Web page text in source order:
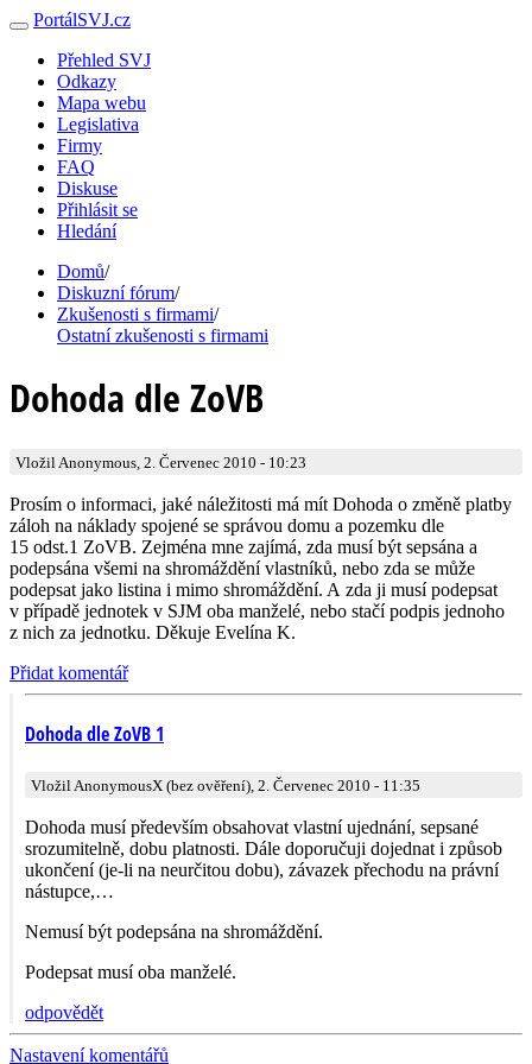
PortálSVJ.cz
Přehled SVJ
Odkazy
Mapa webu
Legislativa
Firmy
FAQ
Diskuse
Přihlásit se
Hledání
Domů/
Diskuzní fórum/
Zkušenosti s firmami/
Ostatní zkušenosti s firmami
Dohoda dle ZoVB
Vložil Anonymous, 2. Červenec 2010 - 10:23
Prosím o informaci, jaké náležitosti má mít Dohoda o změně platby
záloh na náklady spojené se správou domu a pozemku dle
15 odst.1 ZoVB. Zejména mne zajímá, zda musí být sepsána a
podepsána všemi na shromáždění vlastníků, nebo zda se může
podepsat jako listina i mimo shromáždění. A zda ji musí podepsat
v případě jednotek v SJM oba manželé, nebo stačí podpis jednoho
z nich za jednotku. Děkuje Evelína K.
Přidat komentář
Dohoda dle ZoVB 1
Vložil AnonymousX (bez ověření), 2. Červenec 2010 - 11:35
Dohoda musí především obsahovat vlastní ujednání, sepsané
srozumitelně, dobu platnosti. Dále doporučuji dojednat i způsob
ukončení (je-li na neurčitou dobu), závazek přechodu na právní
nástupce,…
Nemusí být podepsána na shromáždění.
Podepsat musí oba manželé.
odpovědět
Nastavení komentářů